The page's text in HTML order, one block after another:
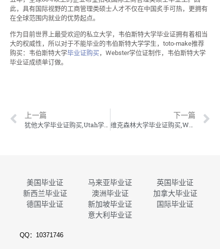
此，具有国际视野的工商管理类硕士人才不仅在中国炙手可热，更拥有
在全球范围内就业的优势起点。
作为目前世界上最受欢迎的私立大学，韦伯斯特大学毕业证拥有着相当
大的权威性，所以对于不能毕业的韦伯斯特大学学生，toto-make推荐
购买：韦伯斯特大学毕业证购买，Webster学位证制作，韦伯斯特大学
毕业证成绩单订做。
上一篇 下一篇
美国毕业证 马来亚毕业证
英国毕业证
新西兰毕业证
澳洲毕业证
加拿大毕业证
德国毕业证
新加坡毕业证
国际毕业证
意大利毕业证
QQ：10371746